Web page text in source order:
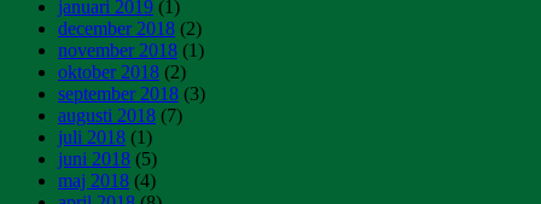
januari 2019 (1)
december 2018 (2)
november 2018 (1)
oktober 2018 (2)
september 2018 (3)
augusti 2018 (7)
juli 2018 (1)
juni 2018 (5)
maj 2018 (4)